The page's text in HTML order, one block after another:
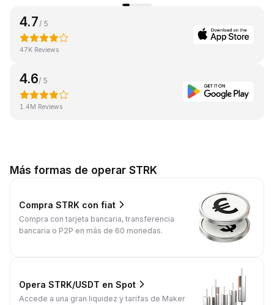
4.7/ 5
47K Reviews
4.6/ 5
1.4M Reviews
Más formas de operar STRK
Compra STRK con fiat
Compra con tarjeta bancaria, transferencia
bancaria o P2P en más de 60 monedas.
Opera STRK/USDT en Spot
Accede a una gran liquidez y tarifas de Maker